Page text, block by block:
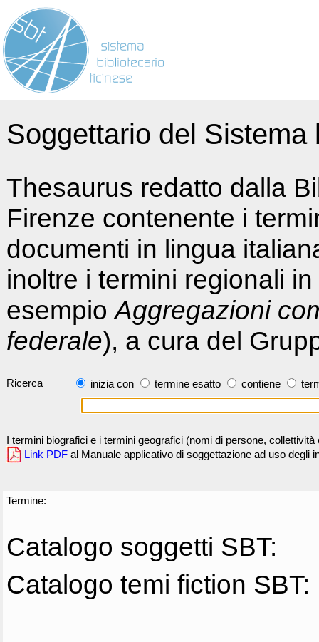
Soggettario del
Thesaurus redatto dalla
Firenze contenente i
documenti in lingua
inoltre i termini regionali
esempioAggregazioni
federale), a cura del
Ricerca inizia con termine esatto contiene
I termini biografici e i termini geografici (nomi di persone,
Link PDF al Manuale applicativo di soggettazione ad uso degli
Termine:
Catalogo soggetti SBT:
Catalogo temi fiction SBT: